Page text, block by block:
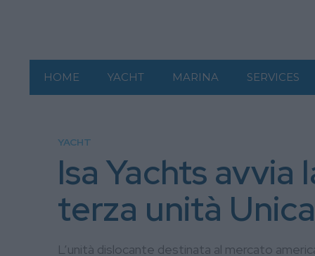
HOME YACHT MARINA SERVICES
YACHT
Isa Yachts
terza unità
L’unità dislocante destinata al mercato